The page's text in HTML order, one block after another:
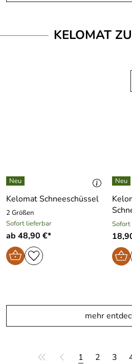
KELOMAT
Kelomat Schneeschüssel
2 Größen
Sofort lieferbar
ab 48,90 €*
mehr
1 2 3